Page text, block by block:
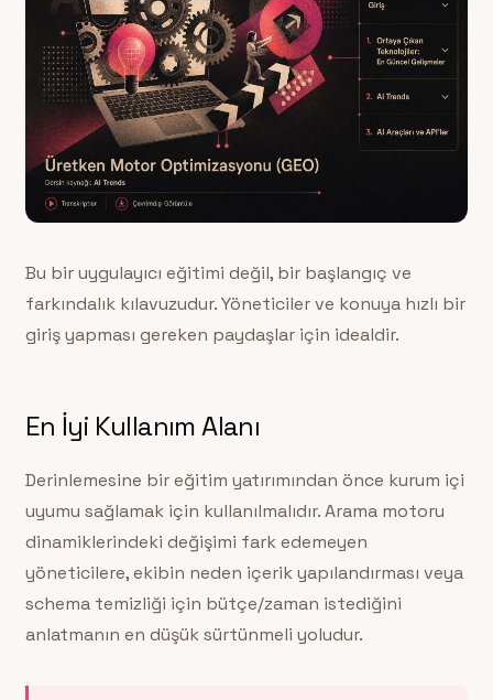
Bu bir uygulayıcı eğitimi değil, bir başlangıç ve
farkındalık kılavuzudur. Yöneticiler ve konuya hızlı bir
giriş yapması gereken paydaşlar için idealdir.
En İyi Kullanım Alanı
Derinlemesine bir eğitim yatırımından önce kurum içi
uyumu sağlamak için kullanılmalıdır. Arama motoru
dinamiklerindeki değişimi fark edemeyen
yöneticilere, ekibin neden içerik yapılandırması veya
schema temizliği için bütçe/zaman istediğini
anlatmanın en düşük sürtünmeli yoludur.